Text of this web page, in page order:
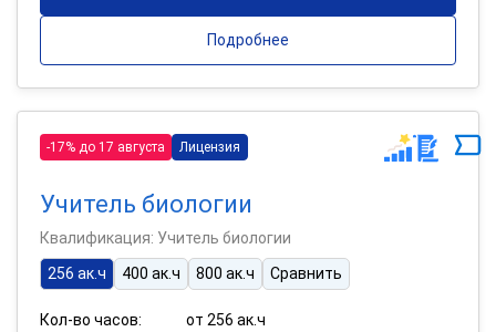
Подробнее
-17% до 17 августа Лицензия
Учитель биологии
Квалификация: Учитель биологии
256 ак.ч
400 ак.ч 800 ак.ч Сравнить
Кол-во часов:
от 256 ак.ч